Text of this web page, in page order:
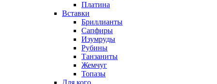
Платина
Вставки
Бриллианты
Сапфиры
Изумруды
Рубины
Танзаниты
Жемчуг
Топазы
Для кого